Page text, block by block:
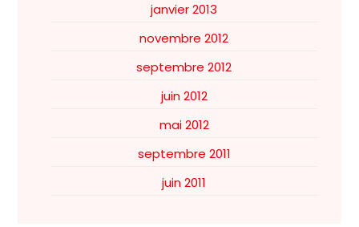
janvier 2013
novembre 2012
septembre 2012
juin 2012
mai 2012
septembre 2011
juin 2011